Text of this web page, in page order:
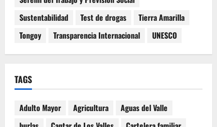
Sustentabilidad
Test de drogas
Tierra Amarilla
Tongoy
Transparencia Internacional UNESCO
TAGS
Adulto Mayor Agricultura
Aguas del Valle